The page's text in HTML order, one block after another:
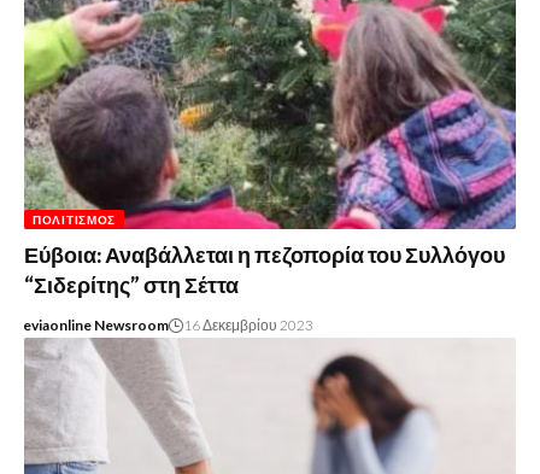
ΠΟΛΙΤΙΣΜΌΣ
Εύβοια: Αναβάλλεται η πεζοπορία του Συλλόγου
“Σιδερίτης” στη Σέττα
eviaonline Newsroom 16 Δεκεμβρίου 2023